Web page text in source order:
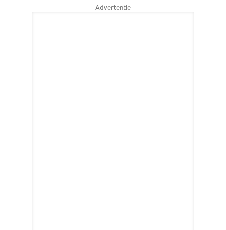
Advertentie